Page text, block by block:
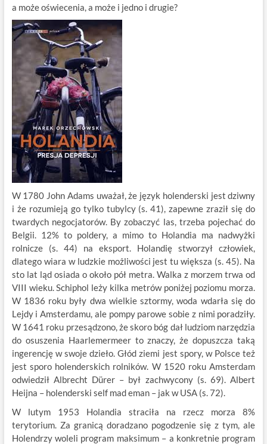
a może oświecenia, a może i jedno i drugie?
W 1780 John Adams uważał, że język holenderski jest dziwny
i że rozumieją go tylko tubylcy (s. 41), zapewne zraził się do
twardych negocjatorów. By zobaczyć las, trzeba pojechać do
Belgii. 12% to poldery, a mimo to Holandia ma nadwyżki
rolnicze (s. 44) na eksport. Holandię stworzył człowiek,
dlatego wiara w ludzkie możliwości jest tu większa (s. 45). Na
sto lat ląd osiada o około pół metra. Walka z morzem trwa od
VIII wieku. Schiphol leży kilka metrów poniżej poziomu morza.
W 1836 roku były dwa wielkie sztormy, woda wdarła się do
Lejdy i Amsterdamu, ale pompy parowe sobie z nimi poradziły.
W 1641 roku przesądzono, że skoro bóg dał ludziom narzędzia
do osuszenia Haarlemermeer to znaczy, że dopuszcza taką
ingerencję w swoje dzieło. Głód ziemi jest spory, w Polsce też
jest sporo holenderskich rolników. W 1520 roku Amsterdam
odwiedził Albrecht Dürer – był zachwycony (s. 69). Albert
Heijna – holenderski self mad eman – jak w USA (s. 72).
W lutym 1953 Holandia straciła na rzecz morza 8%
terytorium. Za granicą doradzano pogodzenie się z tym, ale
Holendrzy woleli program maksimum – a konkretnie program